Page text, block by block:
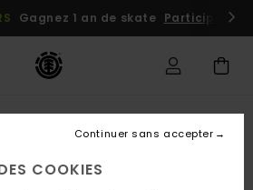
Gagnez 1 an de skate Participez
COOKIES
Continuer sans accepter